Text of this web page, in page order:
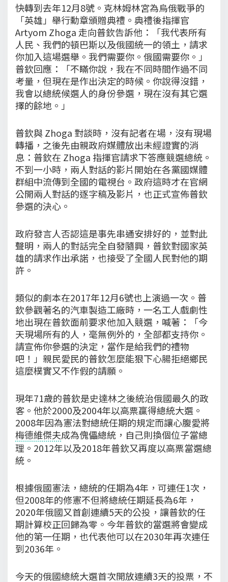
快轉到去年12月8號。克林姆林宮為烏俄戰爭的
「英雄」舉行勳章頒贈典禮。典禮後指揮官
Artyom Zhoga 走向普欽告訴他：「我代表所有
人民、我們的頓巴斯以及俄國統一的領土，請求
你加入這場選舉。我們需要你。俄國需要你。」
普欽回應：「不瞞你說，我在不同時間作過不同
考量，但現在是作出決定的時候。你說得沒錯，
我會以總統候選人的身份參選，現在沒有其它選
擇的餘地。」
普欽與 Zhoga 對談時，沒有記者在場，沒有現場
轉播，之後先由親政府媒體放出未經證實的消
息：普欽在 Zhoga 指揮官請求下答應競選總統。
不到一小時，兩人對話的影片開始在各黨國媒體
群組中流傳到全國的電視台。政府這時才在官網
公開兩人對話的逐字稿及影片，也正式宣佈普欽
參選的決心。
政府發言人否認這是事先串通安排好的，並對此
聲明，兩人的對話完全自發隨興，普欽對國家英
雄的請求作出承諾，也接受了全國人民對他的期
許。
類似的劇本在2017年12月6號也上演過一次。普
欽參觀著名的汽車製造工廠時，一名工人戲劇性
地出現在普欽面前要求他加入競選，喊著：「今
天現場所有的人，毫無例外的，全部都支持你。
請宣佈你參選的決定，當作是給我們的禮物
吧！」親民愛民的普欽怎麼能狠下心腸拒絕鄉民
這麼樸實又不作假的請願。
現年71歲的普欽是史達林之後統治俄國最久的政
客。他於2000及2004年以高票贏得總統大選。
2008年因為憲法對總統任期的規定而讓心腹愛將
梅德維傑夫成為傀儡總統，自己則換個位子當總
理。2012年以及2018年普欽又再度以高票當選總
統。
根據俄國憲法，總統的任期為4年，可連任1次，
但2008年的修憲不但將總統任期延長為6年，
2020年俄國又首創連續5天的公投，讓普欽的任
期計算校正回歸為零。今年普欽的當選將會變成
他的第一任期，也代表他可以在2030年再次連任
到2036年。
今天的俄國總統大選首次開放連續3天的投票，不